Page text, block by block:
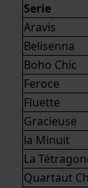
Serie
Aravis
Belisenna
Boho Chic
Feroce
Fluette
Gracieuse
la Minuit
La
Quartaut